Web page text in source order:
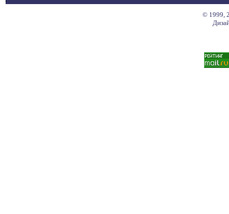
© 1999,